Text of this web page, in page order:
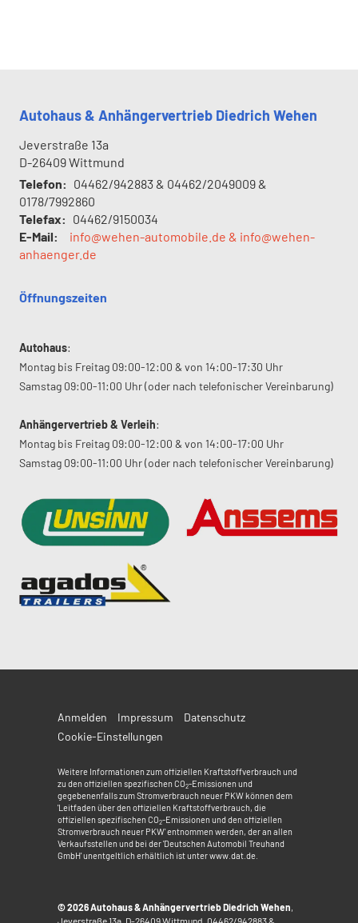
Autohaus & Anhängervertrieb Diedrich Wehen
Jeverstraße 13a
D-26409Wittmund
Telefon: 04462/942883 & 04462/2049009 &
0178/7992860
Telefax: 04462/9150034
E-Mail:
info@wehen-automobile.de & info@wehen-
anhaenger.de
Öffnungszeiten
Autohaus:
Montag bis Freitag 09:00-12:00 & von 14:00-17:30 Uhr
Samstag 09:00-11:00 Uhr (oder nach telefonischer Vereinbarung)
Anhängervertrieb & Verleih:
Montag bis Freitag 09:00-12:00 & von 14:00-17:00 Uhr
Samstag 09:00-11:00 Uhr (oder nach telefonischer Vereinbarung)
Anmelden Impressum
Datenschutz
Cookie-Einstellungen
Weitere Informationen zum offiziellen Kraftstoffverbrauch und
zu den offiziellen spezifischen CO2-Emissionen und
gegebenenfalls zum Stromverbrauch neuer PKW können dem
'Leitfaden über den offiziellen Kraftstoffverbrauch, die
offiziellen spezifischen CO2-Emissionen und den offiziellen
Stromverbrauch neuer PKW' entnommen werden, der an allen
Verkaufsstellen und bei der 'Deutschen Automobil Treuhand
GmbH' unentgeltlich erhältlich ist unter www.dat.de.
© 2026 Autohaus & Anhängervertrieb Diedrich Wehen
Jeverstraße 13a D-26409Wittmund, 04462/942883 &